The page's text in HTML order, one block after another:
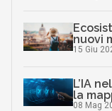
nuovi
15 Giu
L’IA
la
08 Mag